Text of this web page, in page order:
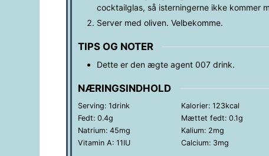
cocktailglas, så isterningerne ikke kommer
Server med oliven. Velbekomme.
TIPS OG NOTER
Dette er den ægte agent 007 drink.
NÆRINGSINDHOLD
Serving: 1drink Kalorier: 123kcal
Fedt: 0.4g Mættet fedt: 0.1g
Natrium: 45mg Kalium: 2mg
Vitamin A: 11IU Calcium: 3mg